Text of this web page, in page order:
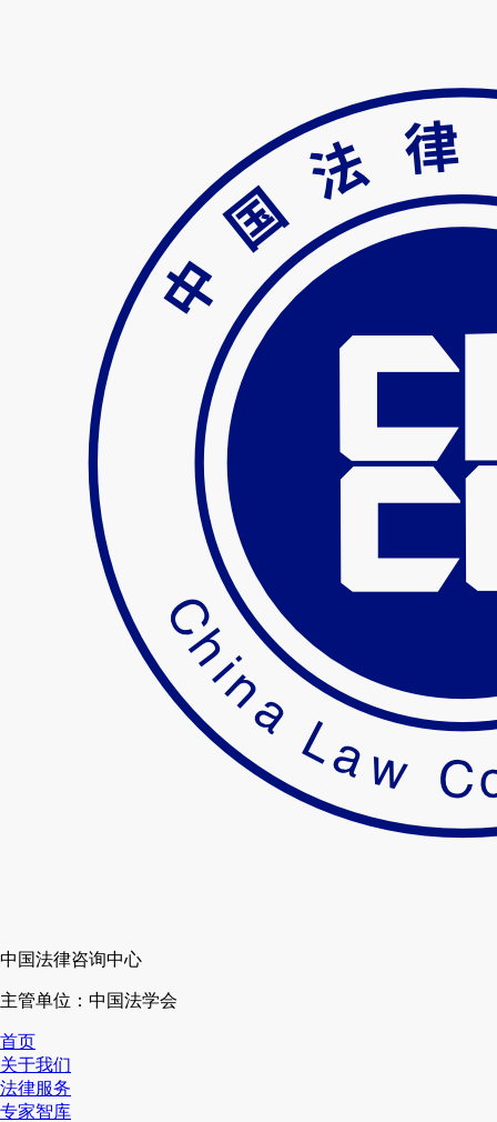
中国法律咨询中心
主管单位：中国法学会
首页
关于我们
法律服务
专家智库